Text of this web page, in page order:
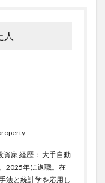
人
資家 経歴： 大手自動
2025年に退職。在
法と統計学を応用し